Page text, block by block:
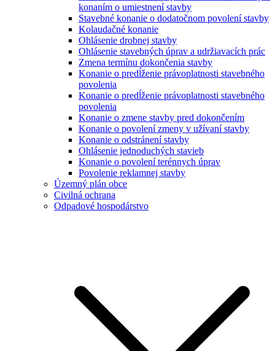
konaním o umiestnení stavby
Stavebné konanie o dodatočnom povolení stavby
Kolaudačné konanie
Ohlásenie drobnej stavby
Ohlásenie stavebných úprav a udržiavacích prác
Zmena termínu dokončenia stavby
Konanie o predĺženie právoplatnosti stavebného
povolenia
Konanie o predĺženie právoplatnosti stavebného
povolenia
Konanie o zmene stavby pred dokončením
Konanie o povolení zmeny v užívaní stavby
Konanie o odstránení stavby
Ohlásenie jednoduchých stavieb
Konanie o povolení terénnych úprav
Povolenie reklamnej stavby
Územný plán obce
Civilná ochrana
Odpadové hospodárstvo